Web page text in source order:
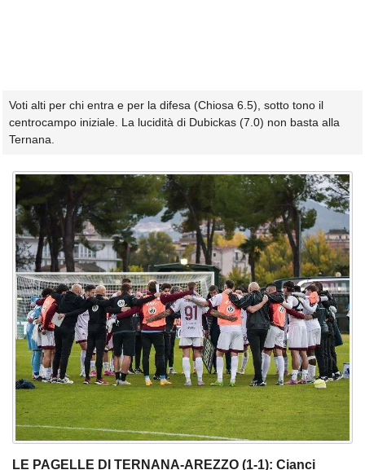
Voti alti per chi entra e per la difesa (Chiosa 6.5), sotto tono il
centrocampo iniziale. La lucidità di Dubickas (7.0) non basta alla
Ternana.
LE PAGELLE DI TERNANA-AREZZO (1-1): Cianci